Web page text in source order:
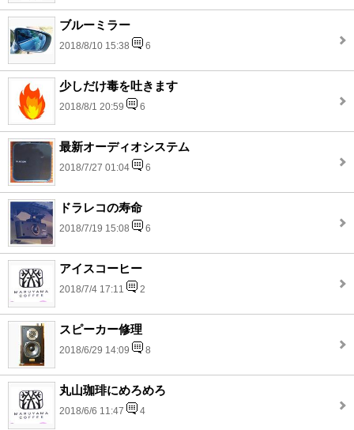
ブルーミラー
2018/8/10 15:38 6
少しだけ毒を吐きます
2018/8/1 20:59 6
最新オーディオシステム
2018/7/27 01:04 6
ドラレコの寿命
2018/7/19 15:08 6
アイスコーヒー
2018/7/4 17:11 2
スピーカー修理
2018/6/29 14:09 8
丸山珈琲にめろめろ
2018/6/6 11:47 4